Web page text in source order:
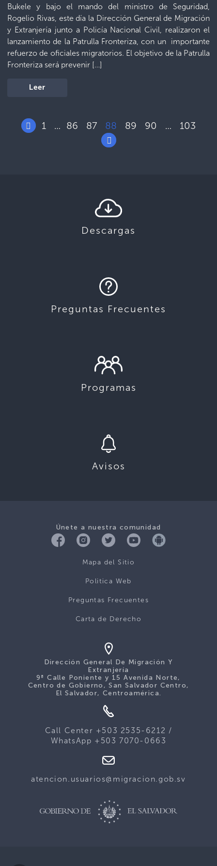
Bukele y bajo el mando del ministro de Seguridad,
Rogelio Rivas, este día la Dirección General de Migración
y Extranjería junto a Policía Nacional Civil, realizaron el
lanzamiento de la Patrulla Fronteriza, con un importante
refuerzo de oficiales migratorios. El objetivo de la Patrulla
Fronteriza será prevenir […]
Leer
1 … 86 87 88 89 90 … 103
Descargas
Preguntas Frecuentes
Programas
Avisos
Únete a nuestra comunidad
Mapa del Sitio
Politica Web
Preguntas Frecuentes
Carta de Derecho
Dirección General De Migración Y
Extranjería
9ª Calle Poniente y 15 Avenida Norte,
Centro de Gobierno, San Salvador Centro,
El Salvador, Centroamérica.
Call Center +503 2535-6212 /
WhatsApp +503 7070-0663
atencion.usuarios@migracion.gob.sv